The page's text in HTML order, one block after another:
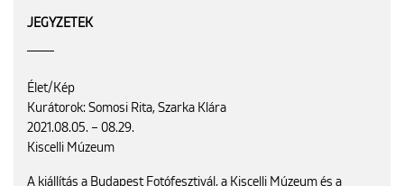
JEGYZETEK
Élet/Kép
Kurátorok: Somosi Rita, Szarka Klára
2021.08.05. – 08.29.
Kiscelli Múzeum
A kiállítás a Budapest Fotófesztivál, a Kiscelli Múzeum és a